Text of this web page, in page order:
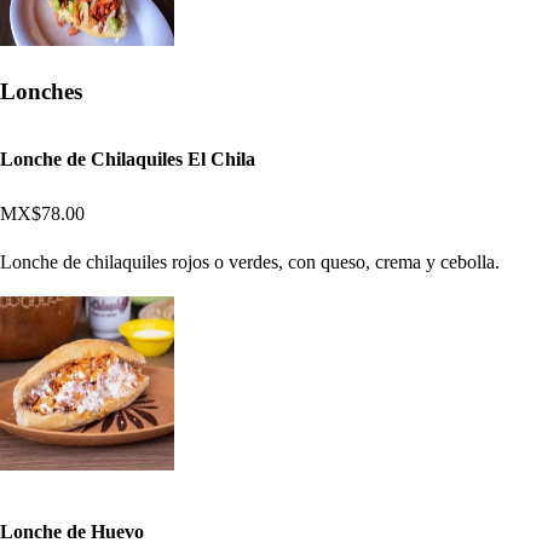
Lonches
Lonche de Chilaquiles El Chila
MX$78.00
Lonche de chilaquiles rojos o verdes, con queso, crema y cebolla.
Lonche de Huevo